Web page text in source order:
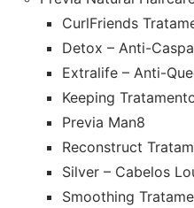
CurlFriends
Detox – Anti-
Extralife – Anti-
Keeping
Previa Man8
Reconstruct
Silver – Cabelos
Smoothing